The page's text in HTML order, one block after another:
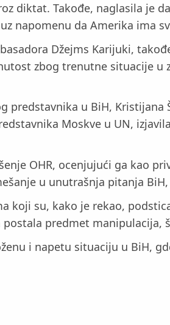
diktat. Takođe, naglasila je
napomenu da Amerika ima
Džejms Karijuki,
zbog trenutne situacije
u BiH,
Moskve u UN,
OHR, ocenjujući ga kao
u unutrašnja pitanja
koji su, kako je rekao,
predmet
i napetu situaciju u BiH,